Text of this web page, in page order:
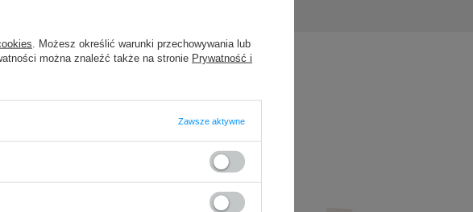
. Możesz określić warunki przechowywania lub
można znaleźć także na stronie Prywatność i
Zawsze aktywne